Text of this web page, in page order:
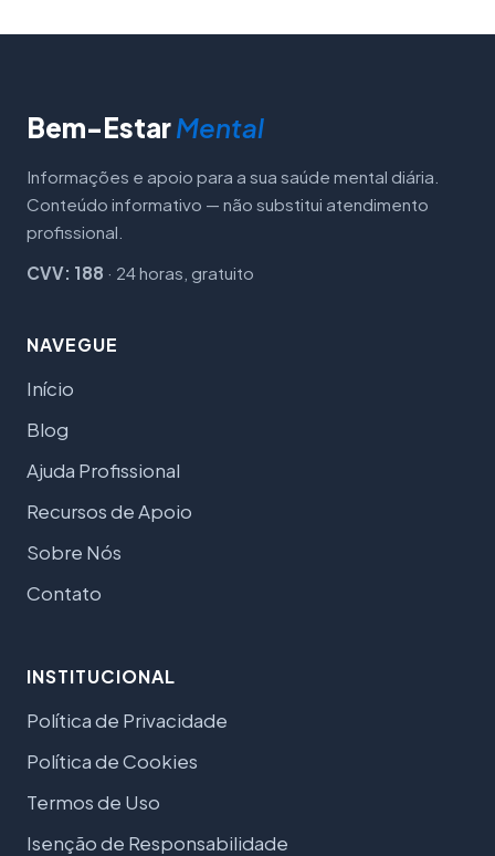
Bem-EstarMental
Informações e apoio para a sua saúde mental diária.
Conteúdo informativo — não substitui atendimento
profissional.
CVV: 188 · 24 horas, gratuito
NAVEGUE
Início
Blog
Ajuda Profissional
Recursos de Apoio
Sobre Nós
Contato
INSTITUCIONAL
Política de Privacidade
Política de Cookies
Termos de Uso
Isenção de Responsabilidade